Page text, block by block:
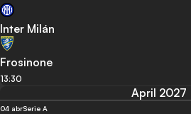
Inter Milán
Frosinone
13:30
April 2027
04 abrSerie A